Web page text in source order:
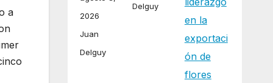
a
2026
Juan
Delguy
Delguy
en la
exportaci
ón de
flores